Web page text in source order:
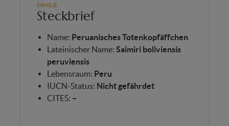
FAMILIE
Steckbrief
Name: Peruanisches Totenkopfäffchen
Lateinischer Name: Saimiri boliviensis
peruviensis
Lebensraum: Peru
IUCN-Status: Nicht gefährdet
CITES: –